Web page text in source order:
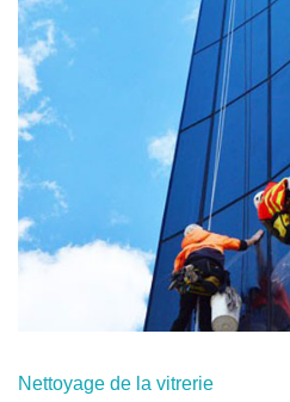
Nettoyage de la vitrerie